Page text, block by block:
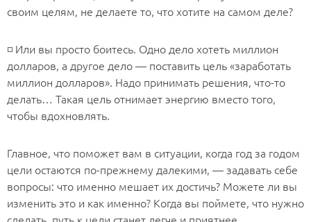
своим целям, не делаете то, что хотите на самом деле?
◽️ Или вы просто боитесь. Одно дело хотеть миллион
долларов, а другое дело — поставить цель «заработать
миллион долларов». Надо принимать решения, что-то
делать… Такая цель отнимает энергию вместо того,
чтобы вдохновлять.
Главное, что поможет вам в ситуации, когда год за годом
цели остаются по-прежнему далекими, — задавать себе
вопросы: что именно мешает их достичь? Можете ли вы
изменить это и как именно? Когда вы поймете, что нужно